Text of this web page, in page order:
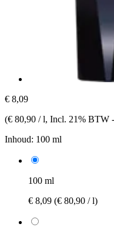
€ 8,09
(€ 80,90 / l, Incl. 21% BTW -
Inhoud: 100 ml
100 ml
€ 8,09 (€ 80,90 / l)